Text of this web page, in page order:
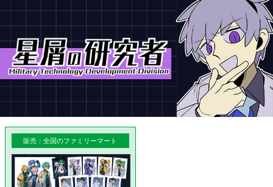
販売：全国のファミリーマート